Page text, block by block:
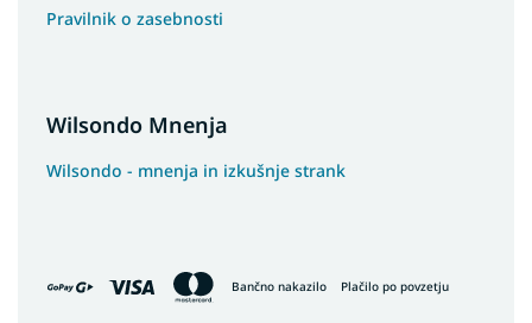
Pravilnik o zasebnosti
Wilsondo Mnenja
Wilsondo - mnenja in izkušnje strank
Bančno nakazilo Plačilo po povzetju